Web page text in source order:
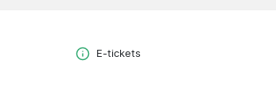
E-tickets